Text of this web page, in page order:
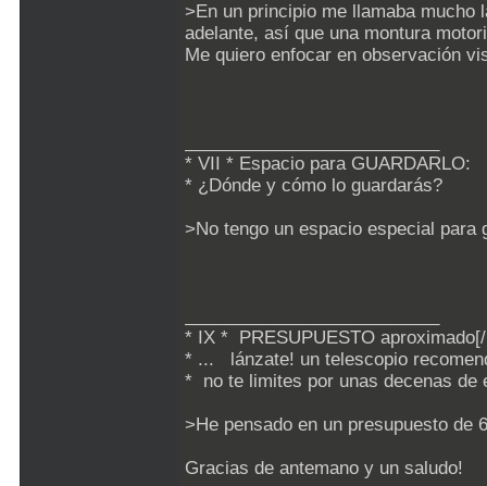
>En un principio me llamaba
adelante, así que una montura
Me quiero enfocar en observación
* VII * Espacio para GUARDARLO:
* ¿Dónde y cómo lo guardarás?
>No tengo un espacio especial para
* IX * PRESUPUESTO
* ... lánzate! un telescopio
* no te limites por unas decenas de
>He pensado en un presupuesto de
Gracias de antemano y un saludo!